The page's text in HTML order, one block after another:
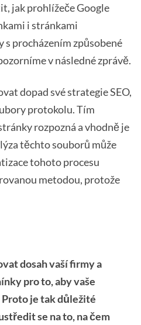
jak prohlížeče Google
i stránkami
s procházením způsobené
v následné zprávě.
dopad své strategie SEO,
protokolu. Tím
rozpozná a vhodně je
těchto souborů může
tohoto procesu
metodou, protože
dosah vaší firmy a
pro to, aby vaše
Proto je tak důležité
se na to, na čem